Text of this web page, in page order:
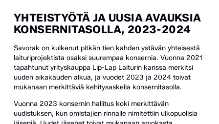
YHTEISTYÖTÄ JA UUSIA AVAUKSIA
KONSERNITASOLLA, 2023-2024
Savorak on kulkenut pitkän tien kahden ystävän yhteisestä
laituriprojektista osaksi suurempaa konsernia. Vuonna 2021
tapahtunut yrityskauppa Lip-Lap Laiturin kanssa merkitsi
uuden aikakauden alkua, ja vuodet 2023 ja 2024 toivat
mukanaan merkittäviä kehitysaskelia konsernitasolla.
Vuonna 2023 konsernin hallitus koki merkittävän
uudistuksen, kun omistajien rinnalle nimitettiin ulkopuolisia